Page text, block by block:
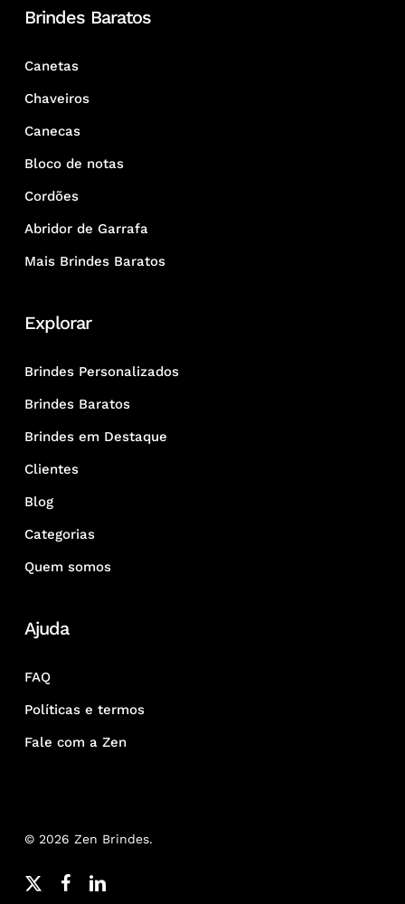
Brindes Baratos
Canetas
Chaveiros
Canecas
Bloco de notas
Cordões
Abridor de Garrafa
Mais Brindes Baratos
Explorar
Brindes Personalizados
Brindes Baratos
Brindes em Destaque
Clientes
Blog
Categorias
Quem somos
Ajuda
FAQ
Políticas e termos
Fale com a Zen
© 2026 Zen Brindes.
x-
facebooklinkedin